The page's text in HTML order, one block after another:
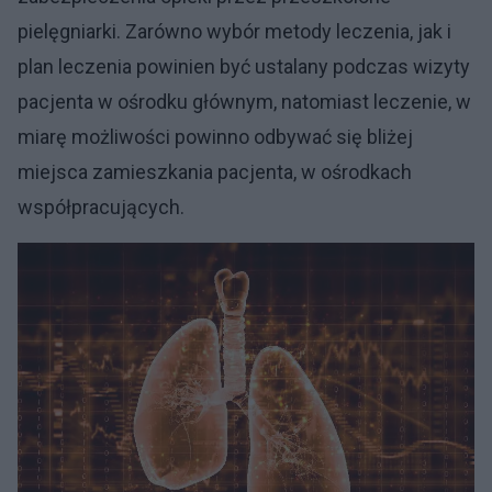
pielęgniarki. Zarówno wybór metody leczenia, jak i
plan leczenia powinien być ustalany podczas wizyty
pacjenta w ośrodku głównym, natomiast leczenie, w
miarę możliwości powinno odbywać się bliżej
miejsca zamieszkania pacjenta, w ośrodkach
współpracujących.